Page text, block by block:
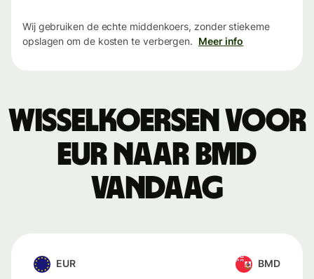
Wij gebruiken de echte middenkoers, zonder stiekeme
opslagen om de kosten te verbergen. Meer info
Wisselkoersen voor
EUR naar BMD
vandaag
EUR BMD